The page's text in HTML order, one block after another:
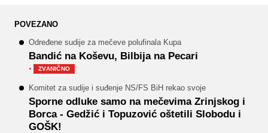
POVEZANO
Određene sudije za mečeve polufinala Kupa
Bandić na Koševu, Bilbija na Pecari
· ZVANIČNO
Komitet za sudije i suđenje NS/FS BiH rekao svoje
Sporne odluke samo na mečevima Zrinjskog i
Borca - Gedžić i Topuzović oštetili Slobodu i
GOŠK!